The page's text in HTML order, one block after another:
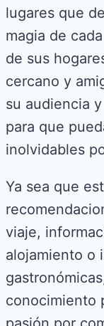
lugares que
magia de
de sus
cercano y
su audiencia
para que
inolvidables
Ya sea que
viaje,
alojamiento o
conocimiento